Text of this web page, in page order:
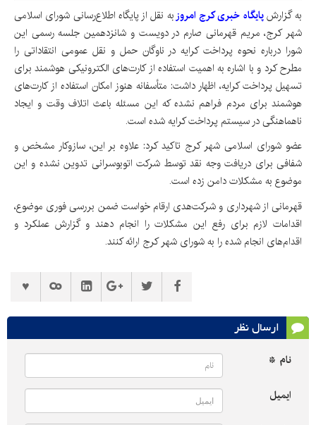
به گزارشپایگاه خبری کرج امروزبه نقل از پایگاه اطلاع‌رسانی شورای اسلامی
شهر کرج، مریم قهرمانی صارم در دویست و شانزدهمین جلسه رسمی این
شورا درباره نحوه پرداخت کرایه در ناوگان حمل و نقل عمومی انتقاداتی را
مطرح کرد و با اشاره به اهمیت استفاده از کارت‌های الکترونیکی هوشمند برای
تسهیل پرداخت کرایه، اظهار داشت: متأسفانه هنوز امکان استفاده از کارت‌های
هوشمند برای مردم فراهم نشده که این مسئله باعث اتلاف وقت و ایجاد
ناهماهنگی در سیستم پرداخت کرایه شده است.
عضو شورای اسلامی شهر کرج تاکید کرد: علاوه بر این، سازوکار مشخص و
شفافی برای دریافت وجه نقد توسط شرکت اتوبوسرانی تدوین نشده و این
موضوع به مشکلات دامن زده است.
قهرمانی از شهرداری و شرکت‌هدی ارقام خواست ضمن بررسی فوری موضوع،
اقدامات لازم برای رفع این مشکلات را انجام دهند و گزارش عملکرد و
اقدام‌های انجام شده را به شورای شهر کرج ارائه کنند.
ارسال نظر
نام *
ایمیل